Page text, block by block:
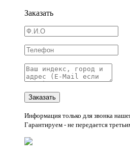
Заказать
Информация только для звонка
Гарантируем - не передается